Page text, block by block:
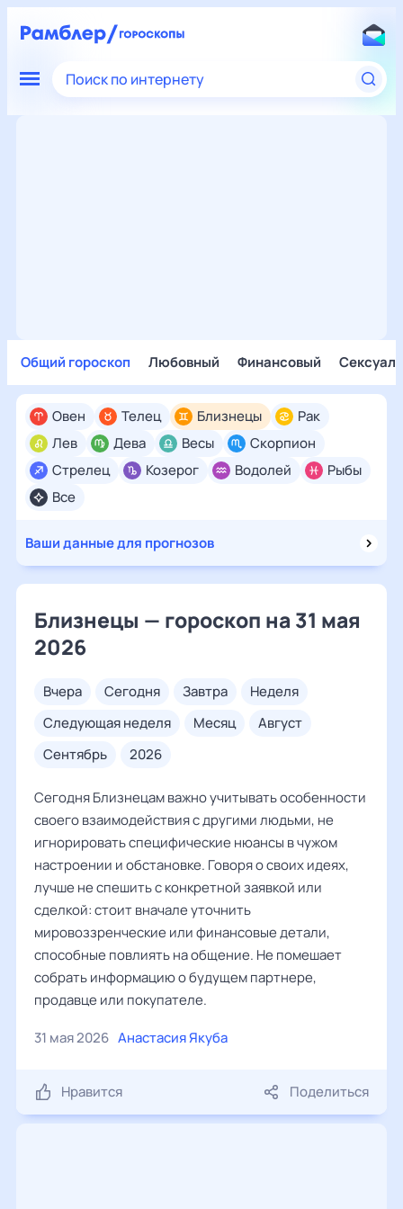
Поиск по интернету
Общий гороскоп Любовный Финансовый
Все
Овен Телец Близнецы
Рак
Лев
Дева Весы
Скорпион
Стрелец
Козерог Водолей Рыбы
Ваши данные для прогнозов
Близнецы — гороскоп на 31 мая
2026
вчера сегодня завтра
неделя
следующая неделя
месяц
август
сентябрь
2026
Сегодня Близнецам важно учитывать особенности
своего взаимодействия с другими людьми, не
игнорировать специфические нюансы в чужом
настроении и обстановке. Говоря о своих идеях,
лучше не спешить с конкретной заявкой или
сделкой: стоит вначале уточнить
мировоззренческие или финансовые детали,
способные повлиять на общение. Не помешает
собрать информацию о будущем партнере,
продавце или покупателе.
31 мая 2026 Анастасия Якуба
Нравится Поделиться